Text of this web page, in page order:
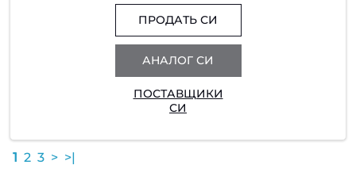
ПРОДАТЬ СИ
АНАЛОГ СИ
ПОСТАВЩИКИ
СИ
1 2 3 > >|